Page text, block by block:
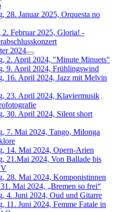
28. Januar 2025, Orquesta no
2. Februar 2025, Gloria! -
2024
2. April 2024, "Minute Minuets"
9. April 2024, Frühlingswind
16. April 2024, Jazz mit Melvin
23. April 2024, Klaviermusik
30. April 2024, Silent short
7. Mai 2024, Tango, Milonga
14. Mai 2024, Opern-Arien
21.Mai 2024, Von Ballade bis
V
28. Mai 2024, Komponistinnen
Mai 2024, „Bremen so frei“
4. Juni 2024, Oud und Gitarre
11. Juni 2024, Femme Fatale in